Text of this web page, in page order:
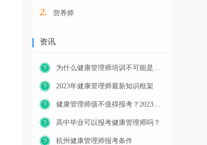
2. 营养师
资讯
2023年健康管理师最新知识框架
高中毕业可以报考健康管理师吗？
杭州健康管理师报考条件